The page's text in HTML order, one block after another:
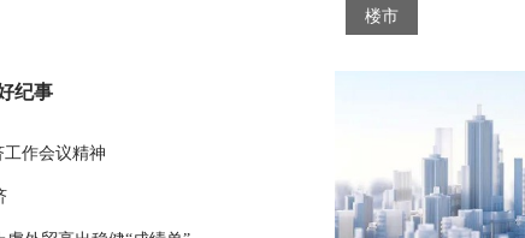
纪事
工作会议精神
楼市